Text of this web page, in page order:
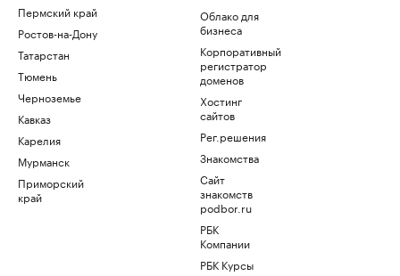
Пермский край
Ростов-на-Дону
Татарстан
Тюмень
Черноземье
Кавказ
Карелия
Мурманск
Приморский
край
Облако для
бизнеса
Корпоративный
регистратор
доменов
Хостинг
сайтов
Рег.решения
Знакомства
Сайт
знакомств
podbor.ru
РБК
Компании
РБК Курсы